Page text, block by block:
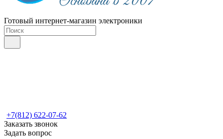
Готовый интернет-магазин электроники
+7(812) 622-07-62
Заказать звонок
Задать вопрос